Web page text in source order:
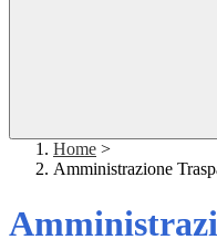
Home >
Amministrazione